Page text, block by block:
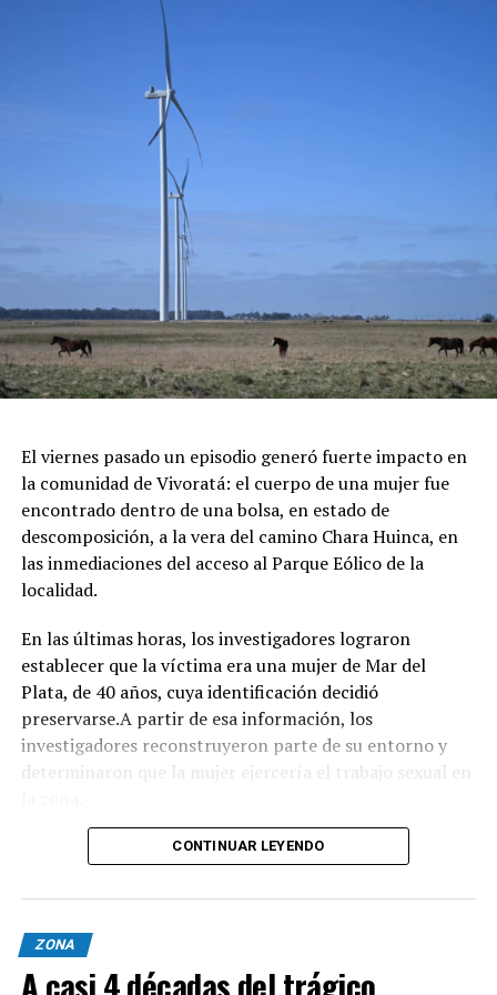
Clases Magistrales y Demostraciones: Exhibiciones
gastronómicas sin costo a cargo de reconocidos
pasteleros que compartirán los secretos del chocolate.
Gran Patio Cervecero: El espacio ideal para combinar los
mejores sabores salados con cervezas artesanales
Concursos y Premiaciones: Certamen a la "Mejor Pieza
de Chocolate" y al "Mejor Postre", sumado a grandes
Feria de Artesanos y Emprendedores: Un paseo cultural
pinar.
Espectáculos y Área Kids: Shows de artistas locales e
invitados en el escenario principal, junto a una zona
dedicada exclusivamente al entretenimiento infantil con
arboledas y dejarse tentar por una taza de chocolate
caliente mientras se disfruta de buena música es el plan
perfecto para escaparse de la rutina este fin de semana
largo.
INFORMACIÓN GENERAL DEL EVENTO
Evento: 30° Fiesta Nacional del Chocolate Artesanal
(ChocoGesell)
Fecha: Fin de semana largo del 17 de Agosto de 2026
Horario: De 11:00 a 21:00 hs.
Lugar: Pinar del Norte (Alameda 202 y Calle 303, Villa
Gesell)
visitantes
El viernes pasado un episodio generó fuerte impacto en
la comunidad de Vivoratá: el cuerpo de una mujer fue
encontrado dentro de una bolsa, en estado de
descomposición, a la vera del camino Chara Huinca, en
las inmediaciones del acceso al Parque Eólico de la
localidad.
En las últimas horas, los investigadores lograron
establecer que la víctima era una mujer de Mar del
Plata, de 40 años, cuya identificación decidió
preservarse.A partir de esa información, los
investigadores reconstruyeron parte de su entorno y
determinaron que la mujer ejercería el trabajo sexual en
Según el portal Mi8, pese a que la escena donde fue
compatibles con un homicidio, el fiscal Ramiro Anchou
mantiene la causa caratulada como "averiguación de
causales de muerte", ya que los estudios forenses todavía
no lograron determinar con precisión cómo fue
CONTINUAR LEYENDO
ZONA
A casi 4 décadas del trágico